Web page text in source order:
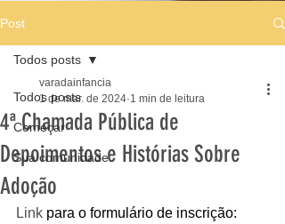
Post
Todos posts
Começar
Sua comunidade
Todos posts
4ª Chamada Pública de
Depoimentos e Histórias Sobre
Adoção
varadainfancia
1 de mar. de 2024 1 min de leitura
Link para o formulário de inscrição: